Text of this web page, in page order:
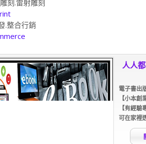
整合行銷